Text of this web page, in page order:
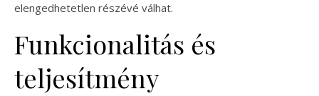
elengedhetetlen részévé válhat.
Funkcionalitás és
teljesítmény